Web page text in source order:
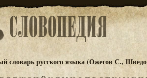
словарь русского языка (Ожегов С.,